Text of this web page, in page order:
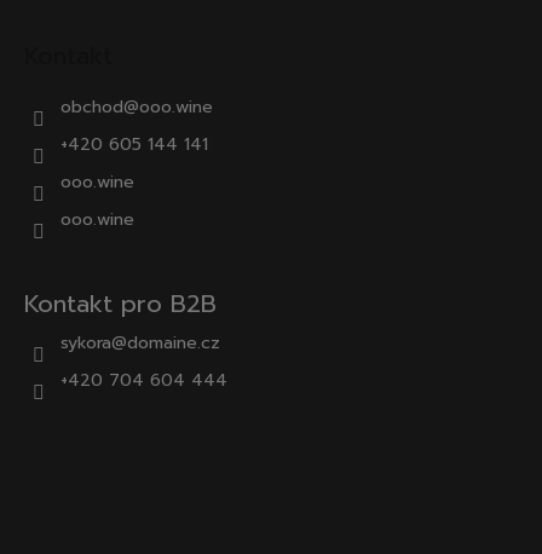
obchod@ooo.wine
+420 605 144 141
ooo.wine
ooo.wine
Kontakt pro B2B
sykora@domaine.cz
+420 704 604 444